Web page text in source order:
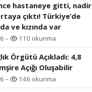
hastaneye gitti, nadir
çıktı! Türkiye’de
ve kızında var
– 110 okunma
Örgütü Açıkladı: 4,8
Açığı Oluşabilir
– 146 okunma